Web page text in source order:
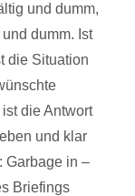
und dumm,
dumm. Ist
die Situation
die Antwort
und klar
Garbage in –
Briefings